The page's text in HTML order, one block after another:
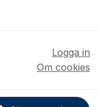
Logga in
Om cookies